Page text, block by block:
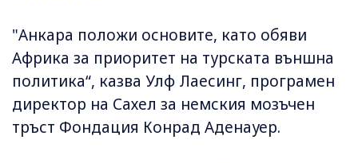
"Анкара положи основите, като обяви
Африка за приоритет на турската външна
политика“, казва Улф Лаесинг, програмен
директор на Сахел за немския мозъчен
тръст Фондация Конрад Аденауер.